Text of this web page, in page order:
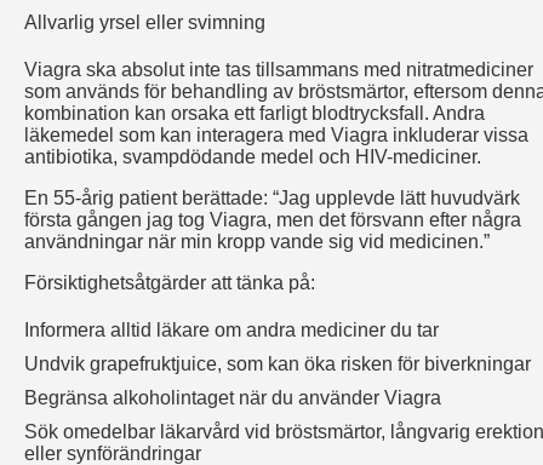
Allvarlig yrsel eller svimning
Viagra ska absolut inte tas tillsammans med nitratmediciner
som används för behandling av bröstsmärtor, eftersom
kombination kan orsaka ett farligt blodtrycksfall. Andra
läkemedel som kan interagera med Viagra inkluderar vissa
antibiotika, svampdödande medel och HIV-mediciner.
En 55-årig patient berättade: “Jag upplevde lätt huvudvärk
första gången jag tog Viagra, men det försvann efter några
användningar när min kropp vande sig vid medicinen.”
Försiktighetsåtgärder att tänka på:
Informera alltid läkare om andra mediciner du tar
Undvik grapefruktjuice, som kan öka risken för biverkningar
Begränsa alkoholintaget när du använder Viagra
Sök omedelbar läkarvård vid bröstsmärtor, långvarig erektion
eller synförändringar